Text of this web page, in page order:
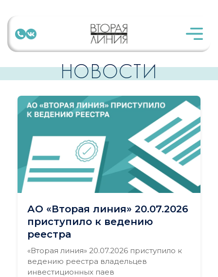
НОВОСТИ
АО «Вторая линия» 20.07.2026
приступило к ведению
реестра
«Вторая линия» 20.07.2026 приступило к
ведению реестра владельцев
инвестиционных паев